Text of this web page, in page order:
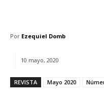
Por Ezequiel Domb
10 mayo, 2020
REVISTA Mayo 2020